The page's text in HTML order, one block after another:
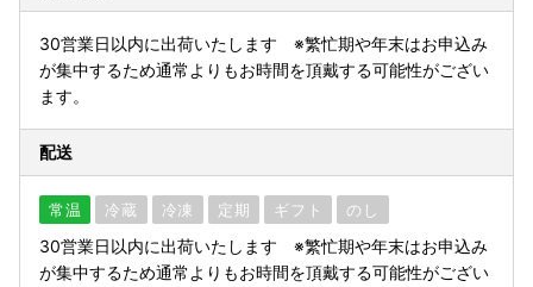
30営業日以内に出荷いたします ※繁忙期や年末はお申込み
が集中するため通常よりもお時間を頂戴する可能性がござい
ます。
配送
常温 冷蔵 冷凍 定期 ギフト のし
30営業日以内に出荷いたします ※繁忙期や年末はお申込み
が集中するため通常よりもお時間を頂戴する可能性がござい